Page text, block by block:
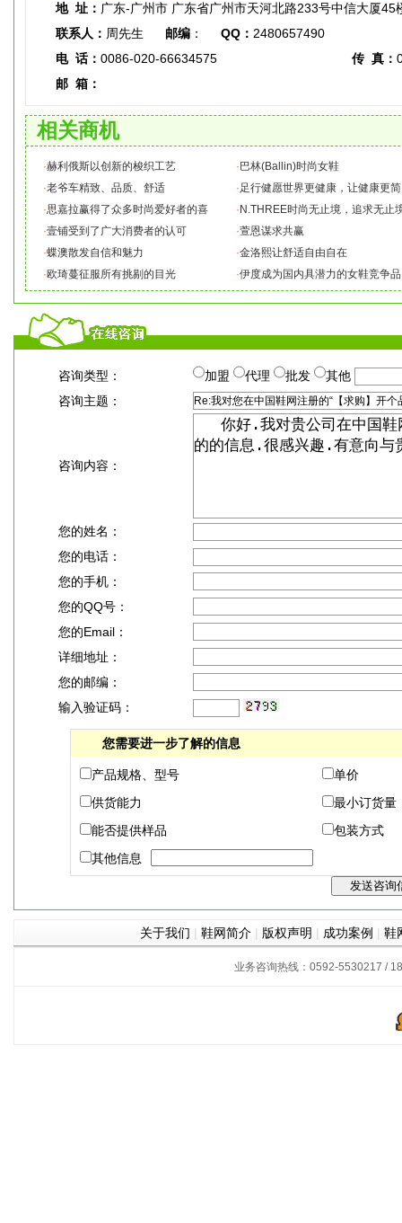
地 址： 广东-广州市 广东省广州市天河北路233号中信大厦45
联系人： 周先生 邮编 ： QQ： 2480657490
电 话： 0086-020-66634575 传 真：
邮 箱：
相关商机
·赫利俄斯以创新的梭织工艺 · 巴林(Ballin)时尚女鞋
·老爷车精致、品质、舒适 ·足行健愿世界更健康，让健康更简
·思嘉拉赢得了众多时尚爱好者的喜 · N.THREE时尚无止境，追求无止
·壹铺受到了广大消费者的认可 ·萱恩谋求共赢
·蝶澳散发自信和魅力 ·金洛熙让舒适自由自在
·欧琦蔓征服所有挑剔的目光 ·伊度成为国内具潜力的女鞋竞争品
咨询类型： 加盟 代理 批发
其他
咨询主题：
咨询内容：
您的姓名：
您的电话：
您的手机：
您的QQ号：
您的Email：
详细地址：
您的邮编：
输入验证码：
您需要进一步了解的信息
产品规格、型号
单价
供货能力
最小订货量
能否提供样品
包装方式
其他信息
关于我们 | 鞋网简介 | 版权声明 | 成功案例 | 鞋
业务咨询热线：0592-5530217 /